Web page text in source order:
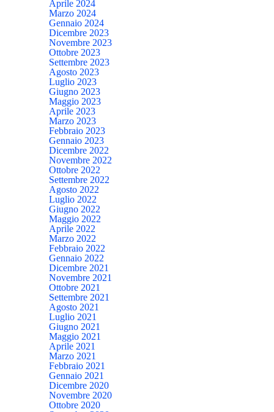
Aprile 2024
Marzo 2024
Gennaio 2024
Dicembre 2023
Novembre 2023
Ottobre 2023
Settembre 2023
Agosto 2023
Luglio 2023
Giugno 2023
Maggio 2023
Aprile 2023
Marzo 2023
Febbraio 2023
Gennaio 2023
Dicembre 2022
Novembre 2022
Ottobre 2022
Settembre 2022
Agosto 2022
Luglio 2022
Giugno 2022
Maggio 2022
Aprile 2022
Marzo 2022
Febbraio 2022
Gennaio 2022
Dicembre 2021
Novembre 2021
Ottobre 2021
Settembre 2021
Agosto 2021
Luglio 2021
Giugno 2021
Maggio 2021
Aprile 2021
Marzo 2021
Febbraio 2021
Gennaio 2021
Dicembre 2020
Novembre 2020
Ottobre 2020